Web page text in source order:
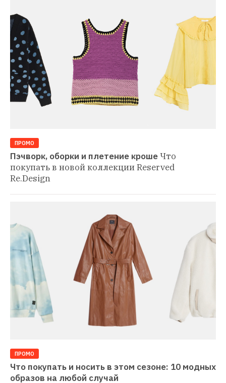
ПРОМО
Пэчворк, оборки и плетение крошеЧто
покупать в новой коллекции Reserved
Re.Design
ПРОМО
Что покупать и носить в этом сезоне: 10 модных